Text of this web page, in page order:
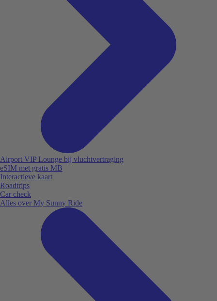
Airport VIP Lounge bij vluchtvertraging
eSIM met gratis MB
Interactieve kaart
Roadtrips
Car check
Alles over My Sunny Ride